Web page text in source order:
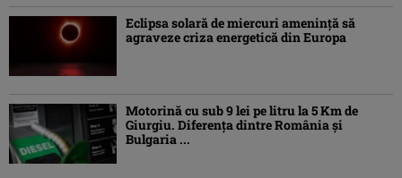
Eclipsa solară de miercuri ameninţă să
agraveze criza energetică din Europa
Motorină cu sub 9 lei pe litru la 5 Km de
Giurgiu. Diferența dintre România și
Bulgaria ...